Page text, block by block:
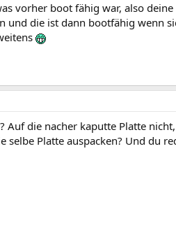
vorher boot fähig war, also
und die ist dann bootfähig wenn
Auf die nacher kaputte Platte
selbe Platte auspacken? Und du